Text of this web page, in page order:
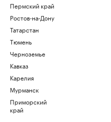
Пермский край
Ростов-на-Дону
Татарстан
Тюмень
Черноземье
Кавказ
Карелия
Мурманск
Приморский
край